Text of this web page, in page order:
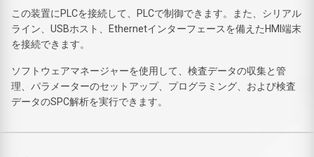
この装置にPLCを接続して、PLCで制御できます。また、シリアル
ライン、USBホスト、Ethernetインターフェースを備えたHMI端末
を接続できます。
ソフトウェアマネージャーを使用して、検査データの収集と管
理、パラメーターのセットアップ、プログラミング、および検査
データのSPC解析を実行できます。